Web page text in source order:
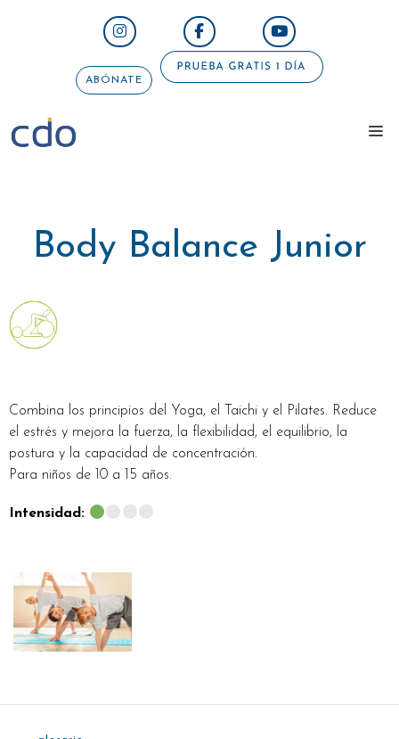
ABÓNATE
Body Balance Junior
Combina los principios del Yoga, el Taichi y el Pilates. Reduce
el estrés y mejora la fuerza, la flexibilidad, el equilibrio, la
postura y la capacidad de concentración.
Para niños de 10 a 15 años.
Intensidad: